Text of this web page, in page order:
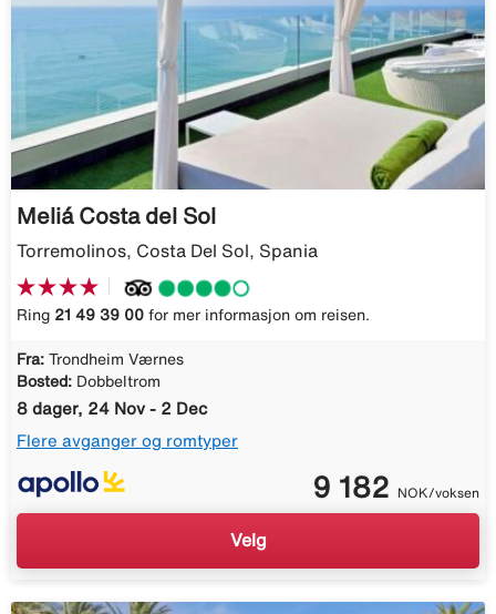
Meliá Costa del Sol
Torremolinos, Costa Del Sol, Spania
Ring 21 49 39 00 for mer informasjon om reisen.
Fra: Trondheim Værnes
Bosted: Dobbeltrom
8 dager, 24 Nov - 2 Dec
Flere avganger og romtyper
9 182 NOK/voksen
Velg